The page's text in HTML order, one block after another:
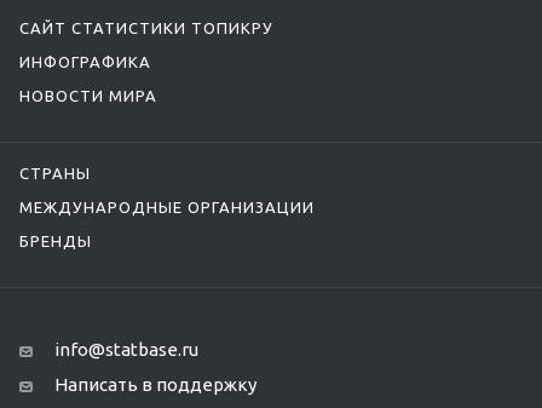
САЙТ СТАТИСТИКИ ТОПИКРУ
ИНФОГРАФИКА
НОВОСТИ МИРА
СТРАНЫ
МЕЖДУНАРОДНЫЕ ОРГАНИЗАЦИИ
БРЕНДЫ
info@statbase.ru
Написать в поддержку